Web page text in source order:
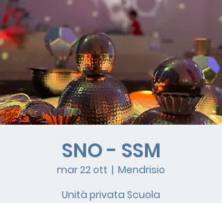
SNO - SSM
mar 22 ott
  |
Mendrisio
Unità privata Scuola